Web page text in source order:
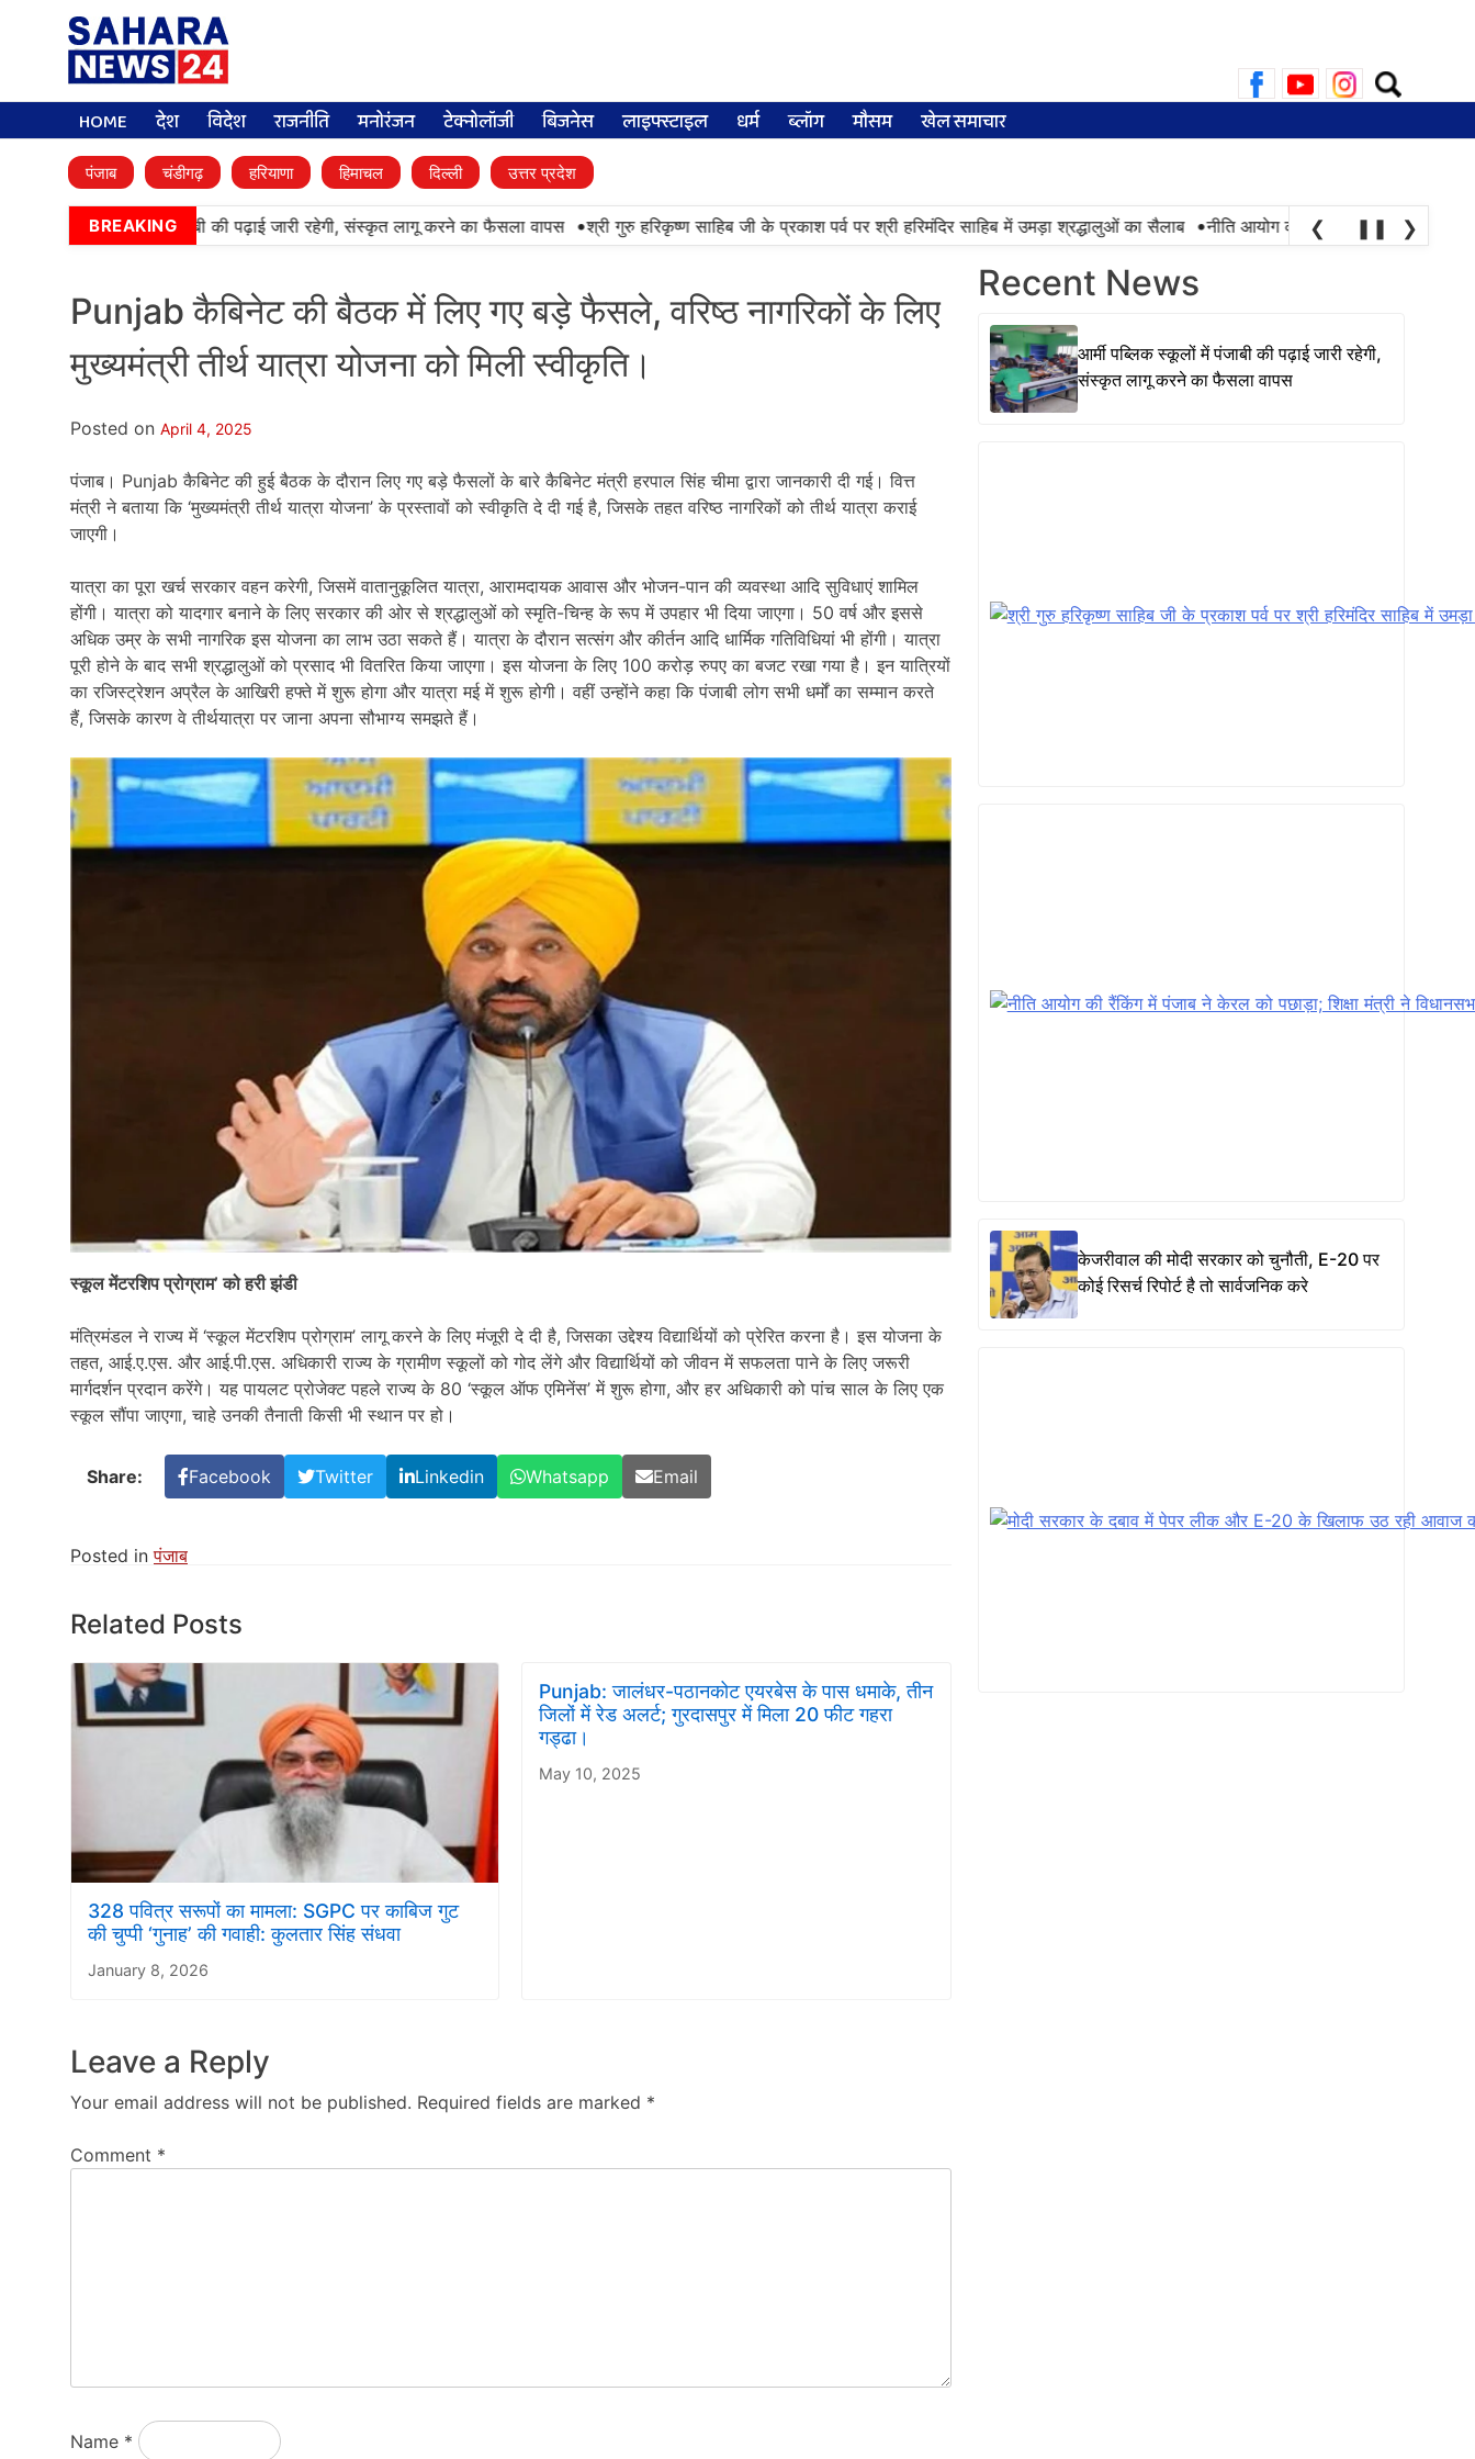
Search
for:
HOME देश विदेश राजनीति मनोरंजन टेक्नोलॉजी बिजनेस लाइफ्स्टाइल धर्म ब्लॉग मौसम खेल समाचार
पंजाब चंडीगढ़ हरियाणा हिमाचल दिल्ली उत्तर प्रदेश
BREAKING
आर्मी पब्लिक स्कूलों में पंजाबी की पढ़ाई जारी रहेगी, संस्कृत लागू करने का फैसला वापस •श्री गुरु हरिकृष्ण साहिब जी के प्रकाश पर्व पर श्री हरिमंदिर साहिब में उमड़ा श्रद्धालुओं का सैलाब •नीति आयोग की रैंकिंग में पंजाब ने केरल को
❮ ❚❚ ❯
Punjab कैबिनेट की बैठक में लिए गए बड़े फैसले, वरिष्ठ नागरिकों के लिए
मुख्यमंत्री तीर्थ यात्रा योजना को मिली स्वीकृति।
Posted on April 4, 2025
पंजाब। Punjab कैबिनेट की हुई बैठक के दौरान लिए गए बड़े फैसलों के बारे कैबिनेट मंत्री हरपाल सिंह चीमा द्वारा जानकारी दी गई। वित्त
मंत्री ने बताया कि ‘मुख्यमंत्री तीर्थ यात्रा योजना’ के प्रस्तावों को स्वीकृति दे दी गई है, जिसके तहत वरिष्ठ नागरिकों को तीर्थ यात्रा कराई
जाएगी।
यात्रा का पूरा खर्च सरकार वहन करेगी, जिसमें वातानुकूलित यात्रा, आरामदायक आवास और भोजन-पान की व्यवस्था आदि सुविधाएं शामिल
होंगी। यात्रा को यादगार बनाने के लिए सरकार की ओर से श्रद्धालुओं को स्मृति-चिन्ह के रूप में उपहार भी दिया जाएगा। 50 वर्ष और इससे
अधिक उम्र के सभी नागरिक इस योजना का लाभ उठा सकते हैं। यात्रा के दौरान सत्संग और कीर्तन आदि धार्मिक गतिविधियां भी होंगी। यात्रा
पूरी होने के बाद सभी श्रद्धालुओं को प्रसाद भी वितरित किया जाएगा। इस योजना के लिए 100 करोड़ रुपए का बजट रखा गया है। इन यात्रियों
का रजिस्ट्रेशन अप्रैल के आखिरी हफ्ते में शुरू होगा और यात्रा मई में शुरू होगी। वहीं उन्होंने कहा कि पंजाबी लोग सभी धर्मों का सम्मान करते
हैं, जिसके कारण वे तीर्थयात्रा पर जाना अपना सौभाग्य समझते हैं।
स्कूल मेंटरशिप प्रोग्राम’ को हरी झंडी
मंत्रिमंडल ने राज्य में ‘स्कूल मेंटरशिप प्रोग्राम’ लागू करने के लिए मंजूरी दे दी है, जिसका उद्देश्य विद्यार्थियों को प्रेरित करना है। इस योजना के
तहत, आई.ए.एस. और आई.पी.एस. अधिकारी राज्य के ग्रामीण स्कूलों को गोद लेंगे और विद्यार्थियों को जीवन में सफलता पाने के लिए जरूरी
मार्गदर्शन प्रदान करेंगे। यह पायलट प्रोजेक्ट पहले राज्य के 80 ‘स्कूल ऑफ एमिनेंस’ में शुरू होगा, और हर अधिकारी को पांच साल के लिए एक
स्कूल सौंपा जाएगा, चाहे उनकी तैनाती किसी भी स्थान पर हो।
Share: Facebook Twitter Linkedin Whatsapp Email
Posted inपंजाब
Related Posts
328 पवित्र सरूपों का मामला: SGPC पर काबिज गुट
की चुप्पी ‘गुनाह’ की गवाही: कुलतार सिंह संधवा
January 8, 2026
Punjab: जालंधर-पठानकोट एयरबेस के पास धमाके, तीन
जिलों में रेड अलर्ट; गुरदासपुर में मिला 20 फीट गहरा
गड्ढा।
May 10, 2025
Leave a Reply
Your email address will not be published. Required fields are marked *
Comment *
Name *
Recent News
आर्मी पब्लिक स्कूलों में पंजाबी की पढ़ाई जारी रहेगी,
संस्कृत लागू करने का फैसला वापस
केजरीवाल की मोदी सरकार को चुनौती, E-20 पर
कोई रिसर्च रिपोर्ट है तो सार्वजनिक करे